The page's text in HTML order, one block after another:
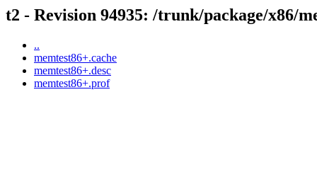
t2 - Revision 94935: /trunk/package/x86/
..
memtest86+.cache
memtest86+.desc
memtest86+.prof